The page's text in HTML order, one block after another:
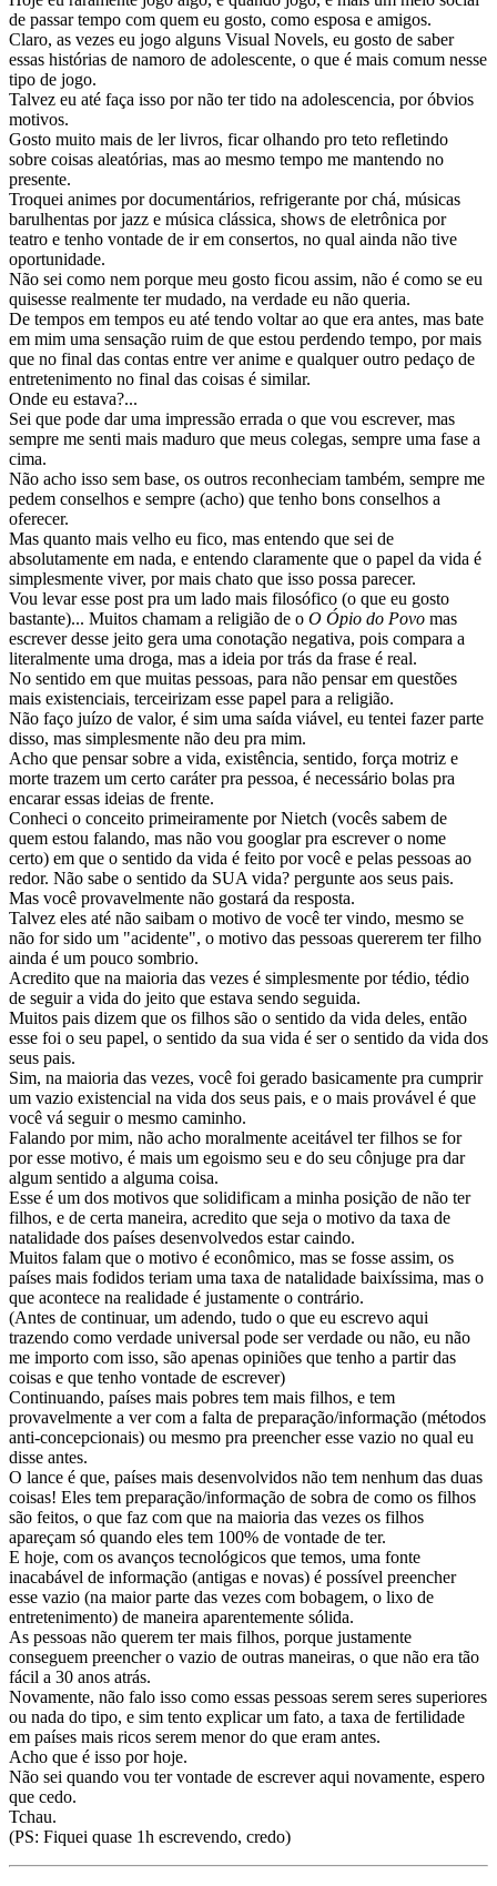
de passar tempo com quem eu gosto, como esposa e amigos.
Claro, as vezes eu jogo alguns Visual Novels, eu gosto de saber
essas histórias de namoro de adolescente, o que é mais comum nesse
tipo de jogo.
Talvez eu até faça isso por não ter tido na adolescencia, por óbvios
motivos.
Gosto muito mais de ler livros, ficar olhando pro teto refletindo
sobre coisas aleatórias, mas ao mesmo tempo me mantendo no
presente.
Troquei animes por documentários, refrigerante por chá, músicas
barulhentas por jazz e música clássica, shows de eletrônica por
teatro e tenho vontade de ir em consertos, no qual ainda não tive
oportunidade.
Não sei como nem porque meu gosto ficou assim, não é como se eu
quisesse realmente ter mudado, na verdade eu não queria.
De tempos em tempos eu até tendo voltar ao que era antes, mas bate
em mim uma sensação ruim de que estou perdendo tempo, por mais
que no final das contas entre ver anime e qualquer outro pedaço de
entretenimento no final das coisas é similar.
Onde eu estava?...
Sei que pode dar uma impressão errada o que vou escrever, mas
sempre me senti mais maduro que meus colegas, sempre uma fase a
cima.
Não acho isso sem base, os outros reconheciam também, sempre me
pedem conselhos e sempre (acho) que tenho bons conselhos a
oferecer.
Mas quanto mais velho eu fico, mas entendo que sei de
absolutamente em nada, e entendo claramente que o papel da vida é
simplesmente viver, por mais chato que isso possa parecer.
Vou levar esse post pra um lado mais filosófico (o que eu gosto
bastante)... Muitos chamam a religião de o O Ópio do Povo mas
escrever desse jeito gera uma conotação negativa, pois compara a
literalmente uma droga, mas a ideia por trás da frase é real.
No sentido em que muitas pessoas, para não pensar em questões
mais existenciais, terceirizam esse papel para a religião.
Não faço juízo de valor, é sim uma saída viável, eu tentei fazer parte
disso, mas simplesmente não deu pra mim.
Acho que pensar sobre a vida, existência, sentido, força motriz e
morte trazem um certo caráter pra pessoa, é necessário bolas pra
encarar essas ideias de frente.
Conheci o conceito primeiramente por Nietch (vocês sabem de
quem estou falando, mas não vou googlar pra escrever o nome
certo) em que o sentido da vida é feito por você e pelas pessoas ao
redor. Não sabe o sentido da SUA vida? pergunte aos seus pais.
Mas você provavelmente não gostará da resposta.
Talvez eles até não saibam o motivo de você ter vindo, mesmo se
não for sido um "acidente", o motivo das pessoas quererem ter filho
ainda é um pouco sombrio.
Acredito que na maioria das vezes é simplesmente por tédio, tédio
de seguir a vida do jeito que estava sendo seguida.
Muitos pais dizem que os filhos são o sentido da vida deles, então
esse foi o seu papel, o sentido da sua vida é ser o sentido da vida dos
seus pais.
Sim, na maioria das vezes, você foi gerado basicamente pra cumprir
um vazio existencial na vida dos seus pais, e o mais provável é que
você vá seguir o mesmo caminho.
Falando por mim, não acho moralmente aceitável ter filhos se for
por esse motivo, é mais um egoismo seu e do seu cônjuge pra dar
algum sentido a alguma coisa.
Esse é um dos motivos que solidificam a minha posição de não ter
filhos, e de certa maneira, acredito que seja o motivo da taxa de
natalidade dos países desenvolvedos estar caindo.
Muitos falam que o motivo é econômico, mas se fosse assim, os
países mais fodidos teriam uma taxa de natalidade baixíssima, mas o
que acontece na realidade é justamente o contrário.
(Antes de continuar, um adendo, tudo o que eu escrevo aqui
trazendo como verdade universal pode ser verdade ou não, eu não
me importo com isso, são apenas opiniões que tenho a partir das
coisas e que tenho vontade de escrever)
Continuando, países mais pobres tem mais filhos, e tem
provavelmente a ver com a falta de preparação/informação (métodos
anti-concepcionais) ou mesmo pra preencher esse vazio no qual eu
disse antes.
O lance é que, países mais desenvolvidos não tem nenhum das duas
coisas! Eles tem preparação/informação de sobra de como os filhos
são feitos, o que faz com que na maioria das vezes os filhos
apareçam só quando eles tem 100% de vontade de ter.
E hoje, com os avanços tecnológicos que temos, uma fonte
inacabável de informação (antigas e novas) é possível preencher
esse vazio (na maior parte das vezes com bobagem, o lixo de
entretenimento) de maneira aparentemente sólida.
As pessoas não querem ter mais filhos, porque justamente
conseguem preencher o vazio de outras maneiras, o que não era tão
fácil a 30 anos atrás.
Novamente, não falo isso como essas pessoas serem seres superiores
ou nada do tipo, e sim tento explicar um fato, a taxa de fertilidade
em países mais ricos serem menor do que eram antes.
Acho que é isso por hoje.
Não sei quando vou ter vontade de escrever aqui novamente, espero
que cedo.
Tchau.
(PS: Fiquei quase 1h escrevendo, credo)